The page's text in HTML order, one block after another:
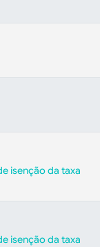
isenção da taxa
isenção da taxa